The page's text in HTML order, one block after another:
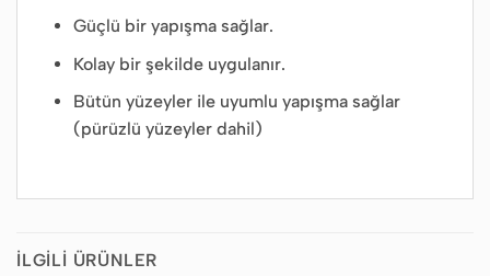
Güçlü bir yapışma sağlar.
Kolay bir şekilde uygulanır.
Bütün yüzeyler ile uyumlu yapışma sağlar
(pürüzlü yüzeyler dahil)
İLGILI ÜRÜNLER